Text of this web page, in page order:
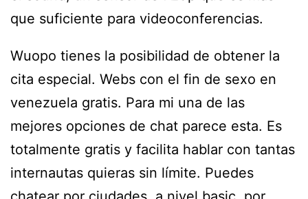
que suficiente para videoconferencias.
Wuopo tienes la posibilidad de obtener la
cita especial. Webs con el fin de sexo en
venezuela gratis. Para mi una de las
mejores opciones de chat parece esta. Es
totalmente gratis y facilita hablar con tantas
internautas quieras sin límite. Puedes